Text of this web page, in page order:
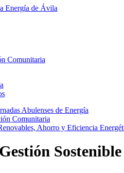
Comunitaria